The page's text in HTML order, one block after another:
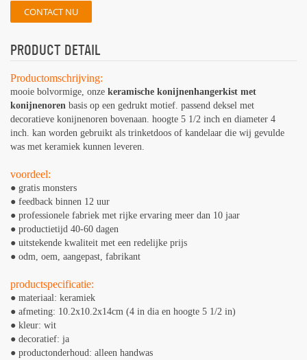
CONTACT NU
PRODUCT DETAIL
Productomschrijving:
mooie bolvormige, onze keramische konijnenhangerkist met
konijnenoren basis op een gedrukt motief. passend deksel met
decoratieve konijnenoren bovenaan. hoogte 5 1/2 inch en diameter 4
inch. kan worden gebruikt als trinketdoos of kandelaar die wij gevulde
was met keramiek kunnen leveren.
voordeel:
● gratis monsters
● feedback binnen 12 uur
● professionele fabriek met rijke ervaring meer dan 10 jaar
● productietijd 40-60 dagen
● uitstekende kwaliteit met een redelijke prijs
● odm, oem, aangepast, fabrikant
productspecificatie:
● materiaal: keramiek
● afmeting: 10.2x10.2x14cm (4 in dia en hoogte 5 1/2 in)
● kleur: wit
● decoratief: ja
● productonderhoud: alleen handwas